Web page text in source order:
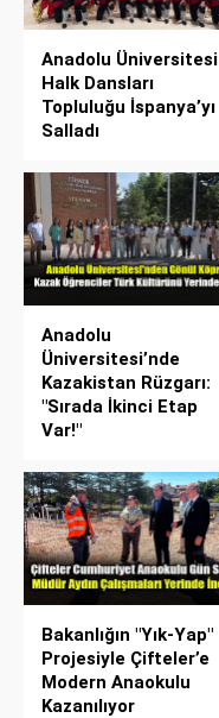
Anadolu Üniversitesi
Halk Dansları
Topluluğu İspanya’yı
Salladı
Anadolu
Üniversitesi’nde
Kazakistan Rüzgarı:
"Sırada İkinci Etap
Var!"
Bakanlığın "Yık-Yap"
Projesiyle Çifteler’e
Modern Anaokulu
Kazanılıyor